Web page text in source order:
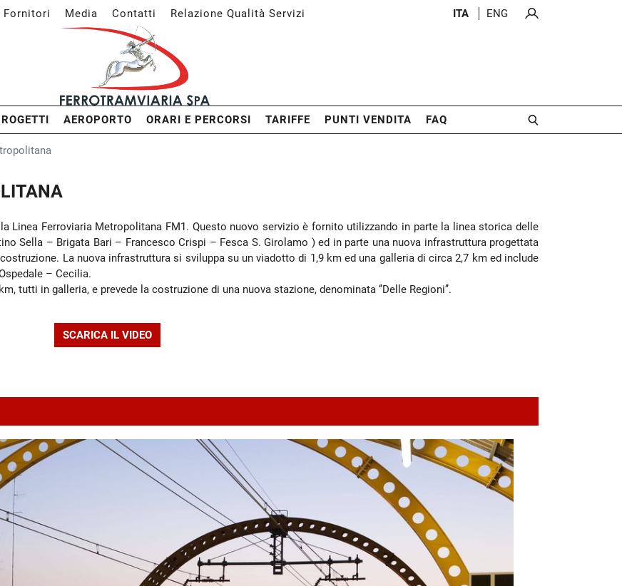
ITA ENG
Fornitori Media Contatti Relazione Qualità Servizi
AEROPORTO ORARI E PERCORSI TARIFFE PUNTI VENDITA FAQ
Linea Ferroviaria Metropolitana FM1. Questo nuovo servizio è fornito utilizzando in parte la linea storica delle
Sella – Brigata Bari – Francesco Crispi – Fesca S. Girolamo ) ed in parte una nuova infrastruttura progettata
La nuova infrastruttura si sviluppa su un viadotto di 1,9 km ed una galleria di circa 2,7 km ed include
– Cecilia.
tutti in galleria, e prevede la costruzione di una nuova stazione, denominata ‘’Delle Regioni’’.
SCARICA IL VIDEO